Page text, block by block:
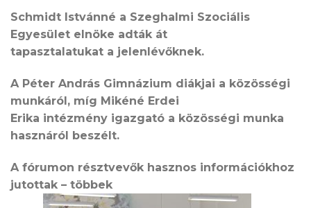
Schmidt Istvánné a Szeghalmi Szociális
Egyesület elnöke adták át
tapasztalatukat a jelenlévőknek.
A Péter András Gimnázium diákjai a közösségi
munkáról, míg Mikéné Erdei
Erika intézmény igazgató a közösségi munka
hasznáról beszélt.
A fórumon résztvevők hasznos információkhoz
jutottak – többek